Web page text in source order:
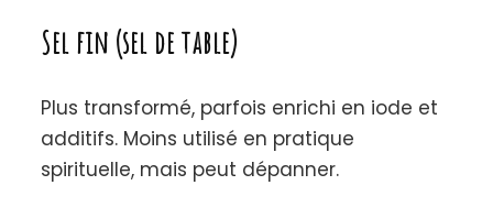
Sel fin (sel de table)
Plus transformé, parfois enrichi en iode et
additifs. Moins utilisé en pratique
spirituelle, mais peut dépanner.